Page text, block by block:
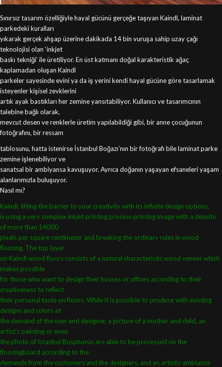
Sınırsız tasarım özelliğiyle hayal gücünü gerçeğe taşıyan Kaindl, laminat
parkedeki kuralları
yıkarak gerçek ahşap üzerine dakikada 14 bin vuruşa sahip uzay çağı
teknolojisi olan ‘inkjet
baskı tekniği’ ile üretiliyor. En üst katmanı doğal karakteristik ağaç
kaplamadan oluşan Kaindl
parkeler sayesinde evini ya da iş yerini kendi hayal gücüne göre tasarlamak
isteyenler kişisel zevklerini
artık ayak bastıkları her zemine yansıtabiliyor. Kullanıcı ve tasarımcının
talebine bağlı olarak,
mevcut desen ve renklerle üretim yapılabildiği gibi, bir anne çocuğunun
fotoğrafını, bir ressam
tablosunu, hatta istenirse İstanbul Boğazı’nın bir fotoğrafı bile laminat parke
zemine işlenebiliyor ve
sanatsal bir ambiyansa kavuşuyor. Ayrıca doğanın yaşayan efsaneleri yaşam
alanlarımızla buluşuyor.
Nasıl mı?
Kaindl, lifting the barrier to your creativity with its infinite design options,
is using a very complex inkjet printing process printing image with a density
of more than 14000
pixels per square centimeter and breaking the ordinary rules in wood
flooring. The top layer
on Kaindl wood floors consists of a natural characteristic wood veneer which
makes possible
for those who want to design their houses or offices according to their
creativeness to reflect
their personal taste on floors. While it is possible to produce with existing
designs and colors at
the demand of the user and designer, a picture of a mother and child, an
artist’s painting or even
the photo of Istanbul Bosphorus are able to be processed on the
flooringboard according to the
demands from the customers and the designers, and an artistic ambiance